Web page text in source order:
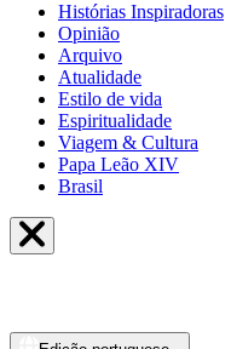
Histórias Inspiradoras
Opinião
Arquivo
Atualidade
Estilo de vida
Espiritualidade
Viagem & Cultura
Papa Leão XIV
Brasil